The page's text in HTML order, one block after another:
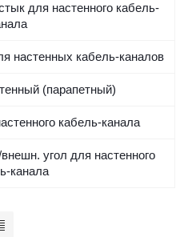
для настенного кабель-
настенных кабель-каналов
(парапетный)
кабель-канала
угол для настенного
канала